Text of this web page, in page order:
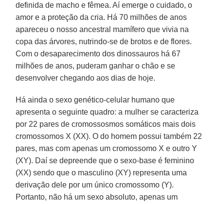
definida de macho e fêmea. Aí emerge o cuidado, o
amor e a proteção da cria. Há 70 milhões de anos
apareceu o nosso ancestral mamífero que vivia na
copa das árvores, nutrindo-se de brotos e de flores.
Com o desaparecimento dos dinossauros há 67
milhões de anos, puderam ganhar o chão e se
desenvolver chegando aos dias de hoje.
Há ainda o sexo genético-celular humano que
apresenta o seguinte quadro: a mulher se caracteriza
por 22 pares de cromossosmos somáticos mais dois
cromossomos X (XX). O do homem possui também 22
pares, mas com apenas um cromossomo X e outro Y
(XY). Daí se depreende que o sexo-base é feminino
(XX) sendo que o masculino (XY) representa uma
derivação dele por um único cromossomo (Y).
Portanto, não há um sexo absoluto, apenas um